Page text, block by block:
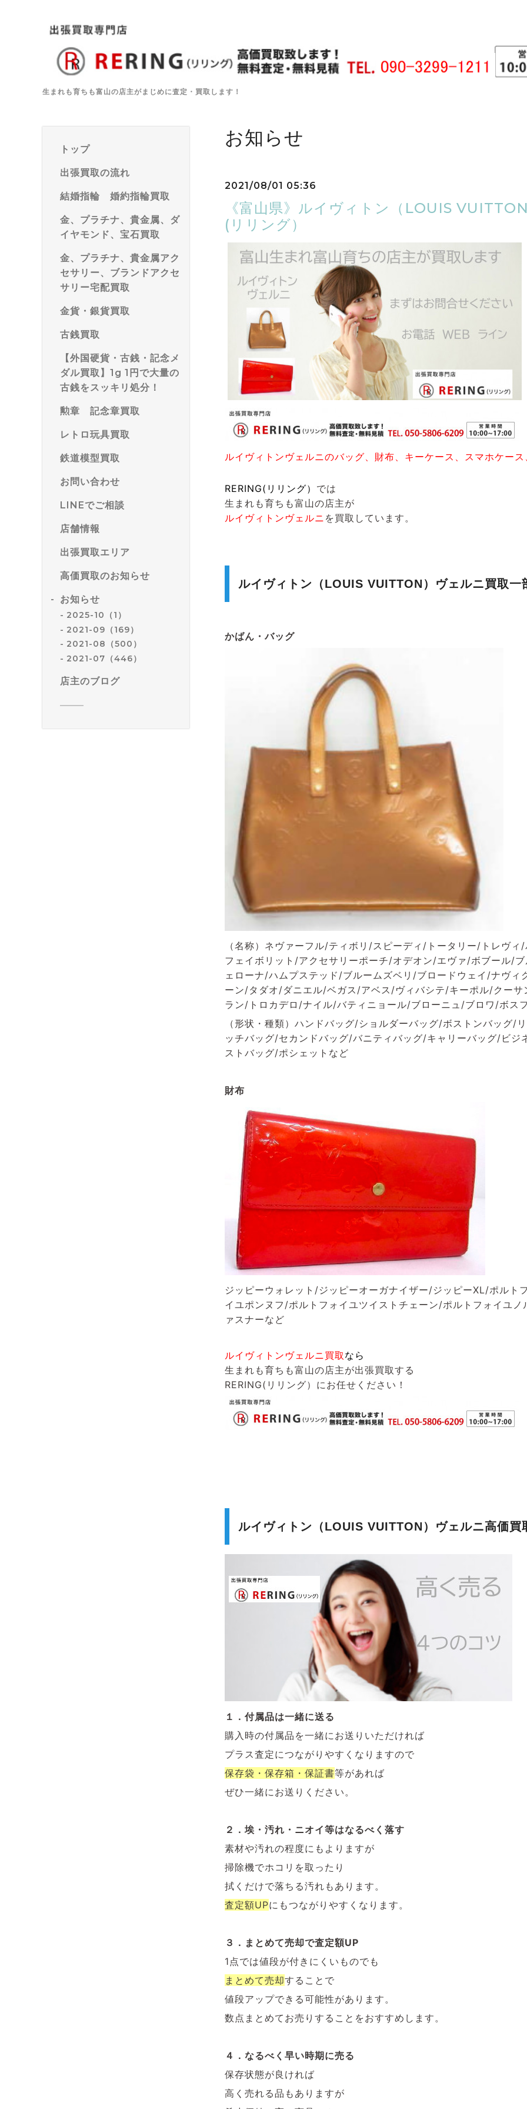
生まれも育ちも富山の店主がまじめに査定・買取します！
トップ
出張買取の流れ
結婚指輪 婚約指輪買取
金、プラチナ、貴金属、ダ
イヤモンド、宝石買取
金、プラチナ、貴金属アク
セサリー、ブランドアクセ
サリー宅配買取
金貨・銀貨買取
古銭買取
【外国硬貨・古銭・記念メ
ダル買取】1g 1円で大量の
古銭をスッキリ処分！
勲章 記念章買取
レトロ玩具買取
鉄道模型買取
お問い合わせ
LINEでご相談
店舗情報
出張買取エリア
高価買取のお知らせ
お知らせ
2025-10（1）
2021-09（169）
2021-08（500）
2021-07（446）
店主のブログ
お知らせ
2021/08/01 05:36
《富山県》ルイヴィトン（LOUIS
(リリング）
ルイヴィトンヴェルニのバッグ、財布、キーケース、スマホケー
RERING(リリング） では
生まれも育ちも富山の店主が
ルイヴィトンヴェルニ を買取しています。
ルイヴィトン（LOUIS VUITTON）ヴェルニ買取一
かばん・バッグ
（名称）ネヴァーフル/ティボリ/スピーディ/トータリー/トレヴ
フェイボリット/アクセサリーポーチ/オデオン/エヴァ/ボブール/
ェローナ/ハムプステッド/ブルームズベリ/ブロードウェイ/ナヴ
ーン/タダオ/ダニエル/ベガス/アベス/ヴィバシテ/キーポル/クー
ラン/トロカデロ/ナイル/バティニョール/ブローニュ/ブロワ/ボス
（形状・種類）ハンドバッグ/ショルダーバッグ/ボストンバッグ
ッチバッグ/セカンドバッグ/バニティバッグ/キャリーバッグ/ビ
ストバッグ/ポシェットなど
財布
ジッピーウォレット/ジッピーオーガナイザー/ジッピーXL/ポル
イユポンヌフ/ポルトフォイユツイストチェーン/ポルトフォイユ
ァスナーなど
ルイヴィトンヴェルニ買取 なら
生まれも育ちも富山の店主が出張買取する
RERING(リリング） にお任せください！
ルイヴィトン（LOUIS VUITTON）ヴェルニ高価買
１．付属品は一緒に送る
購入時の付属品を一緒にお送りいただければ
プラス査定につながりやすくなりますので
保存袋・保存箱・保証書等があれば
ぜひ一緒にお送りください。
２．埃・汚れ・ニオイ等はなるべく落す
素材や汚れの程度にもよりますが
掃除機でホコリを取ったり
拭くだけで落ちる汚れもあります。
査定額UPにもつながりやすくなります。
３．まとめて売却で査定額UP
1点では値段が付きにくいものでも
まとめて売却することで
値段アップできる可能性があります。
数点まとめてお売りすることをおすすめします。
４．なるべく早い時期に売る
保存状態が良ければ
高く売れる品もありますが